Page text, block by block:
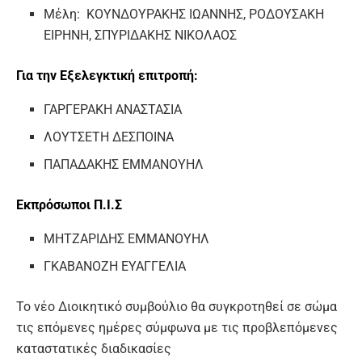
Μέλη: ΚΟΥΝΔΟΥΡΑΚΗΣ ΙΩΑΝΝΗΣ, ΡΟΔΟΥΣΑΚΗ
ΕΙΡΗΝΗ, ΣΠΥΡΙΔΑΚΗΣ ΝΙΚΟΛΑΟΣ
Για την Εξελεγκτική επιτροπή:
ΓΑΡΓΕΡΑΚΗ ΑΝΑΣΤΑΣΙΑ
ΛΟΥΤΣΕΤΗ ΔΕΣΠΟΙΝΑ
ΠΑΠΑΔΑΚΗΣ ΕΜΜΑΝΟΥΗΛ
Εκπρόσωποι Π.Ι.Σ
ΜΗΤΖΑΡΙΔΗΣ ΕΜΜΑΝΟΥΗΛ
ΓΚΑΒΑΝΟΖΗ ΕΥΑΓΓΕΛΙΑ
To νέο Διοικητικό συμβούλιο θα συγκροτηθεί σε σώμα
τις επόμενες ημέρες σύμφωνα με τις προβλεπόμενες
καταστατικές διαδικασίες